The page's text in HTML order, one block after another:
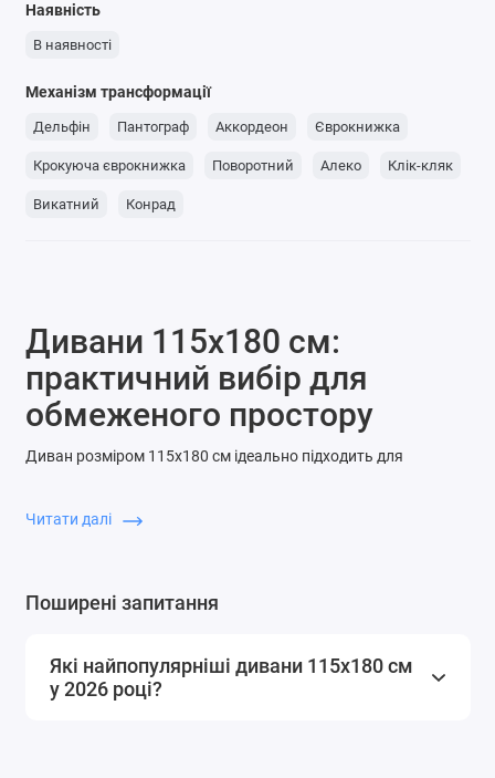
Дивани 115x180 см:
практичний вибір для
обмеженого простору
Диван розміром 115x180 см ідеально підходить для
перевантажує приміщення.
Компактність:відмінно впишеться у вузьку кімнату
Функціональність:моделі з розкладним механізмом
та ящиком для зберігання.
Читати далі
Наявність
В наявності
Механізм трансформації
Дельфін Пантограф Аккордеон Єврокнижка
Крокуюча єврокнижка Поворотний Алеко Клік-кляк
Викатний Конрад
Поширені запитання
Які найпопулярніші дивани 115x180 см
у 2026 році?